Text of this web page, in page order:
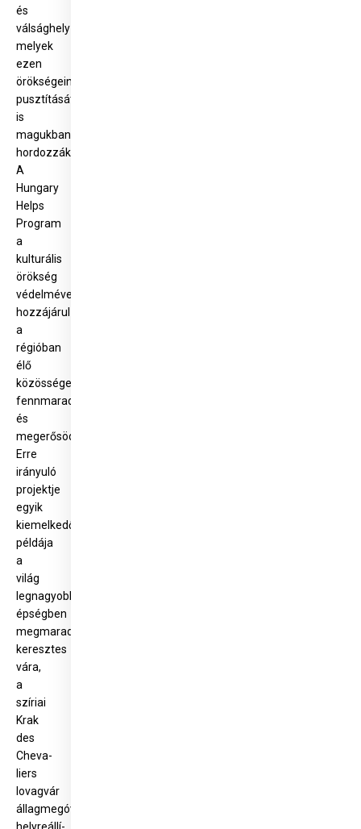
és
válsághelyzetek,
melyek
ezen
örökségeink
pusztítását
is
magukban
hordozzák.
A
Hungary
Helps
Program
a
kulturális
örökség
védelmével
hozzájárul
a
régióban
élő
közösségek
fennmaradásához
és
megerősödésükhöz.
Erre
irányuló
projektje
egyik
kiemelkedő
példája
a
világ
legnagyobb
épségben
megmaradt
keresztes
vára,
a
szíriai
Krak
des
Cheva­
liers
lovagvár
állagmegóvása,